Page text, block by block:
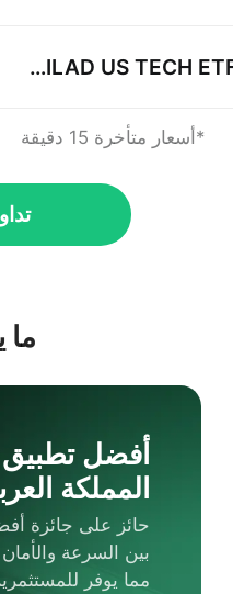
ALBILAD US TECH ETF
*أسعار متأخرة 15 دقيقة
ما
أفضل
المملكة
حائز على جائزة
بين السرعة والأمان
مما يوفر